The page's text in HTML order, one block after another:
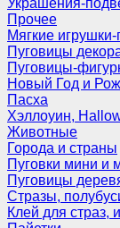
Украшения-
Прочее
Мягкие игрушки-
Пуговицы
Пуговицы-
Новый Год и
Пасха
Хэллоуин,
Животные
Города и страны
Пуговки мини и
Пуговицы
Стразы,
Клей для страз,